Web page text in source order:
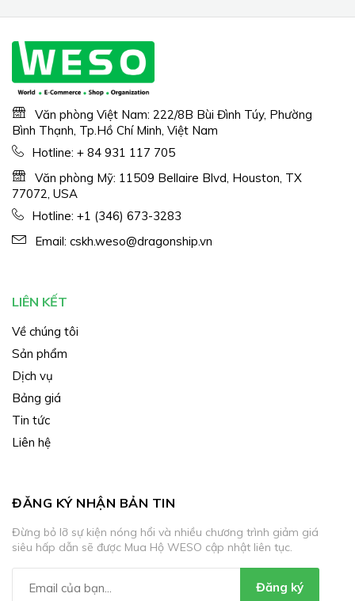
Văn phòng Việt Nam: 222/8B Bùi Đình Túy, Phường
Bình Thạnh, Tp.Hồ Chí Minh, Việt Nam
Hotline: + 84 931 117 705
Văn phòng Mỹ: 11509 Bellaire Blvd, Houston, TX
77072, USA
Hotline: +1 (346) 673-3283
Email: cskh.weso@dragonship.vn
LIÊN KẾT
Về chúng tôi
Sản phẩm
Dịch vụ
Bảng giá
Tin tức
Liên hệ
ĐĂNG KÝ NHẬN BẢN TIN
Đừng bỏ lỡ sự kiện nóng hổi và nhiều chương trình giảm giá
siêu hấp dẫn sẽ được Mua Hộ WESO cập nhật liên tục.
Đăng ký